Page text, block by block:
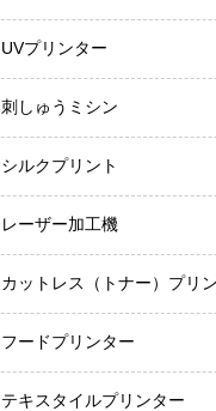
UVプリンター
刺しゅうミシン
シルクプリント
レーザー加工機
カットレス（トナー）プリ
フードプリンター
テキスタイルプリンター